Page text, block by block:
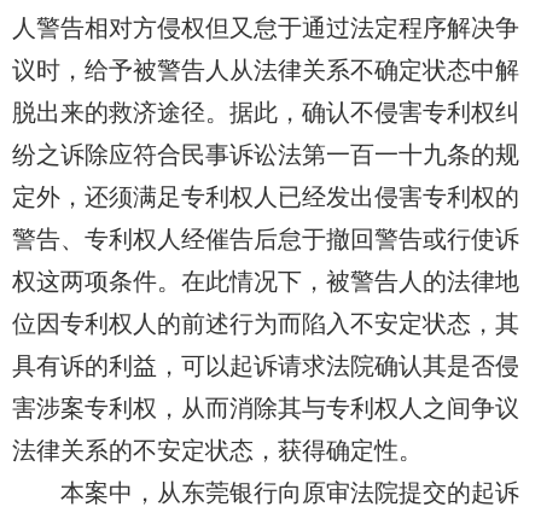
人警告相对方侵权但又 怠于通过法定程序解决争
议时，给予被警告人从法律关系不确定状态中解
脱出来的救济途径。据此，确认不侵害专利权纠
纷之诉除应符合民事诉讼法第一百一十九条的规
定外， 还须满足专利权人已经发出侵害专利权的
警告、专利权人经催告后怠于撤回警告或行使诉
权这两项条件。在此情况下，被警告人的法律地
位因专利权人的前述行为而陷入不安定状态，其
具有诉的利益，可以起诉请求法院确认其是否侵
害涉案专利权，从而消除其与专利权人之间争议
法律关系的不安定状态，获得确定性。
本案中，从东莞银行向原审法院提交的起诉